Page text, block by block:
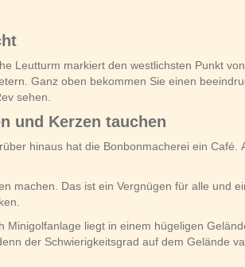
Leutturm markiert den westlichsten Punkt
Ganz oben bekommen Sie einen
sehen.
und Kerzen tauchen
hinaus hat die Bonbonmacherei ein
machen. Das ist ein Vergnügen für alle und
liegt in einem hügeligen
der Schwierigkeitsgrad auf dem Gelände